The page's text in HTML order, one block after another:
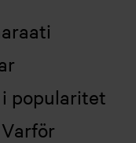
popularitet